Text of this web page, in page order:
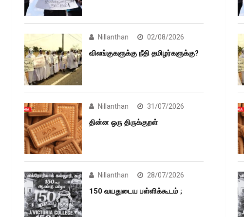
Nillanthan 02/08/2026
விலங்குகளுக்கு நீதி தமிழர்களுக்கு?
Nillanthan 31/07/2026
தின்ன ஒரு திருக்குறள்
Nillanthan 28/07/2026
150 வயதுடைய பள்ளிக்கூடம் ;